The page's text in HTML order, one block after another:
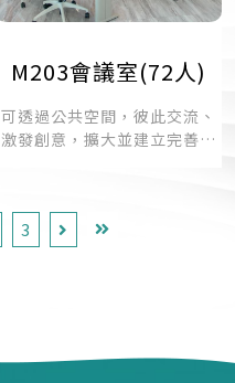
M203會議室(72人)
可透過公共空間，彼此交流、
激發創意，擴大並建立完善的
3